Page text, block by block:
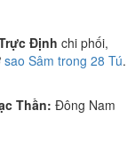
Định chi phối,
sao Sâm trong 28 Tú.
Thần: Đông Nam